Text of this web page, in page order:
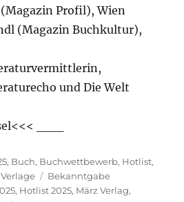
Profil), Wien
(Magazin Buchkultur),
und Die Welt
___
, Buch, Buchwettbewerb, Hotlist,
Verlage Schlagwörter
Bekanntgabe
, Hotlist 2025, März Verlag,